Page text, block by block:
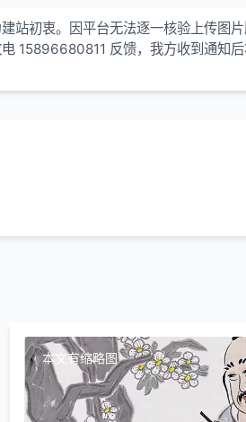
站初衷。因平台无法逐一核验上传图
15896680811 反馈，我方收到通知
本文有缩略图